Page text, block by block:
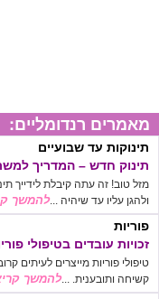
מאמרים רנדומליים:
תינוקות עד שבועיים
תינוק חדש – המדריך
מזל טוב! זה עתה קיבלת לידייך
ולהגן עליו עד שיהיה ...להמשך
פוריות
זכויות עובדים בטיפולי
טיפולי פוריות מייצרים לעיתים
קשיחה ותובענית. ...להמשך